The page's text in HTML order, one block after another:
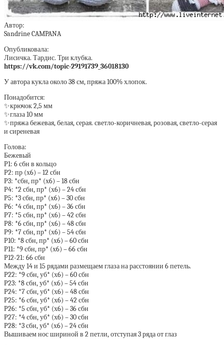
Автор:
Sandrine CAMPANA
Опубликовала:
Лисичка. Тардис. Три клубка.
https://vk.com/topic-29191739_36018130
У автора кукла около 38 см, пряжа 100% хлопок.
Понадобится:
✨крючок 2,5 мм
✨глаза 10 мм
✨пряжа бежевая, белая, серая. светло-коричневая, розовая, светло-серая
и сиреневая
Голова:
Бежевый
Р1: 6 сбн в кольцо
Р2: пр (х6) – 12 сбн
Р3: *сбн, пр* (х6) – 18 сбн
Р4: *2 сбн, пр* (х6) – 24 сбн
Р5: *3 сбн, пр* (х6) – 30 сбн
Р6: *4 сбн, пр* (х6) – 36 сбн
Р7: *5 сбн, пр* (х6) – 42 сбн
Р8: *6 сбн, пр* (х6) – 48 сбн
Р9: *7 сбн, пр* (х6) – 54 сбн
Р10: *8 сбн, пр* (х6) – 60 сбн
Р11: *9 сбн, пр* (х6) – 66 сбн
Р12-21: 66 сбн
Между 14 и 15 рядами размещаем глаза на расстоянии 6 петель.
Р22: *9 сбн, уб* (х6) – 60 сбн
Р23: *8 сбн, уб* (х6) – 54 сбн
Р24: *7 сбн, уб* (х6) – 48 сбн
Р25: *6 сбн, уб* (х6) – 42 сбн
Р26: *5 сбн, уб* (х6) – 36 сбн
Р27: *4 сбн, уб* (х6) – 30 сбн
Р28: *3 сбн, уб* (х6) – 24 сбн
Вышиваем нос шириной в 2 петли, отступая 3 ряда от глаз